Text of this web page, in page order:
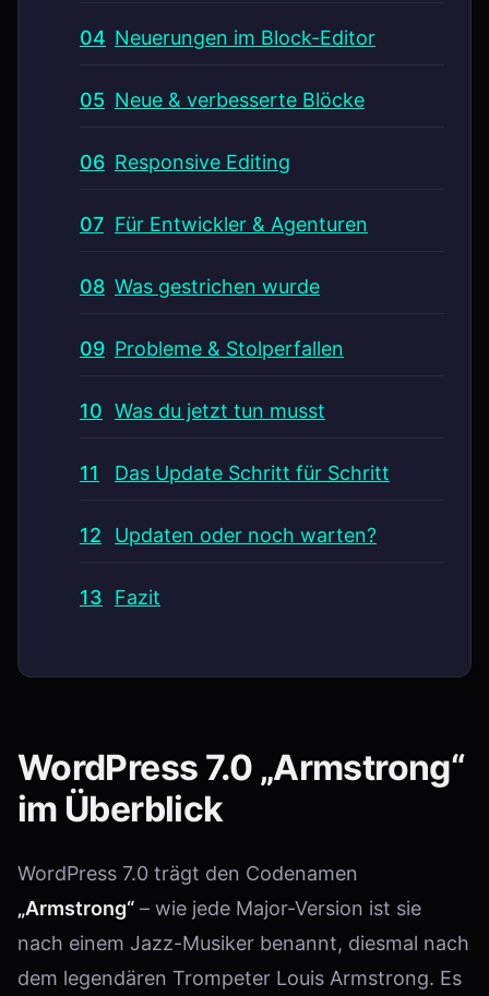
Neuerungen im Block-Editor
Neue & verbesserte Blöcke
Responsive Editing
Für Entwickler & Agenturen
Was gestrichen wurde
Probleme & Stolperfallen
Was du jetzt tun musst
Das Update Schritt für Schritt
Updaten oder noch warten?
Fazit
WordPress 7.0 „Armstrong“
im Überblick
WordPress 7.0 trägt den Codenamen
„Armstrong“ – wie jede Major-Version ist sie
nach einem Jazz-Musiker benannt, diesmal nach
dem legendären Trompeter Louis Armstrong. Es